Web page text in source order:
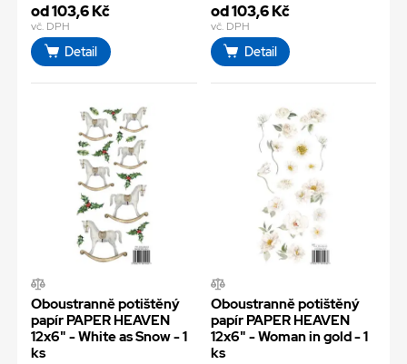
od 103,6 Kč
vč. DPH
Detail
od 103,6 Kč
vč. DPH
Detail
Oboustranně potištěný
papír PAPER HEAVEN
12x6" - White as Snow - 1
ks
Oboustranně potištěný
papír PAPER HEAVEN
12x6" - Woman in gold - 1
ks